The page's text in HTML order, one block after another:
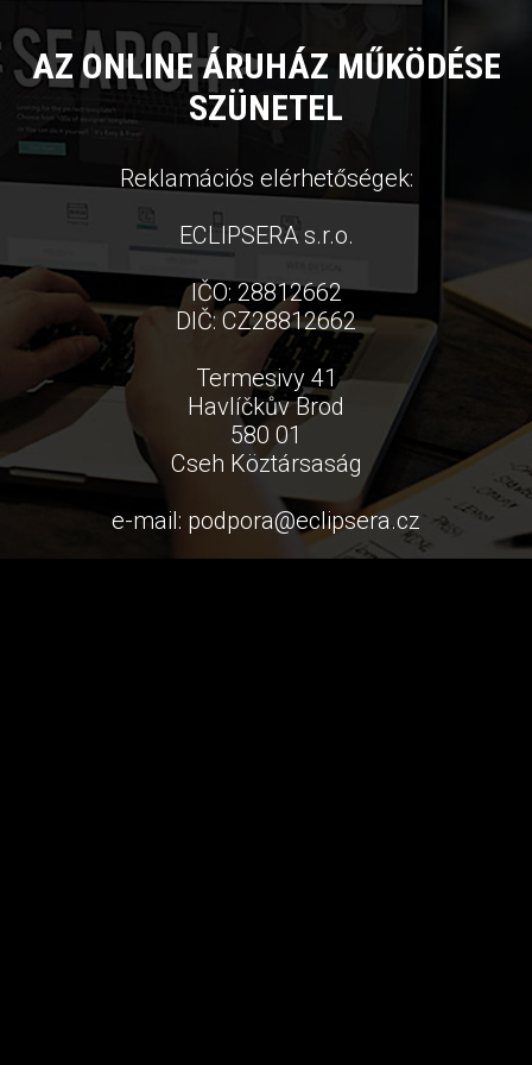
AZ ONLINE ÁRUHÁZ MŰKÖDÉSE
SZÜNETEL
Reklamációs elérhetőségek:
ECLIPSERA s.r.o.
IČO: 28812662
DIČ: CZ28812662
Termesivy 41
Havlíčkův Brod
580 01
Cseh Köztársaság
e-mail: podpora@eclipsera.cz